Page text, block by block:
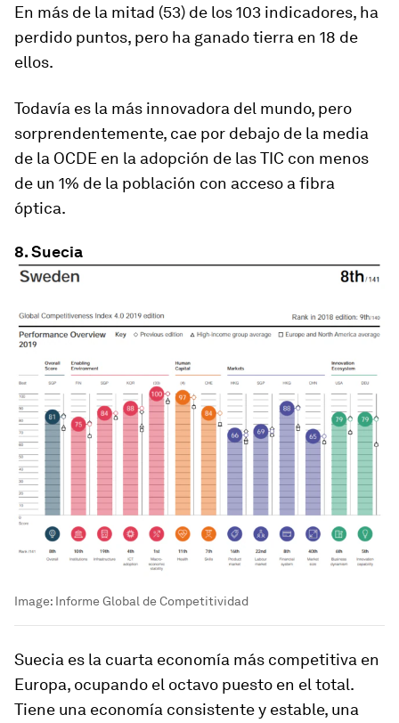
En más de la mitad (53) de los 103 indicadores, ha
perdido puntos, pero ha ganado tierra en 18 de
ellos.
Todavía es la más innovadora del mundo, pero
sorprendentemente, cae por debajo de la media
de la OCDE en la adopción de las TIC con menos
de un 1% de la población con acceso a fibra
óptica.
8. Suecia
Image: Informe Global de Competitividad
Suecia es la cuarta economía más competitiva en
Europa, ocupando el octavo puesto en el total.
Tiene una economía consistente y estable, una